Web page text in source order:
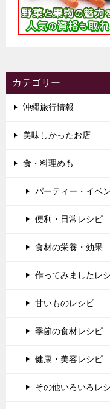
カテゴリー
沖縄旅行情報
美味しかったお店
食・料理めも
パーティー・イベ
便利・日常レシピ
食材の栄養・効果
作ってみましたレ
甘いものレシピ
季節の食材レシピ
健康・美容レシピ
その他いろいろレ